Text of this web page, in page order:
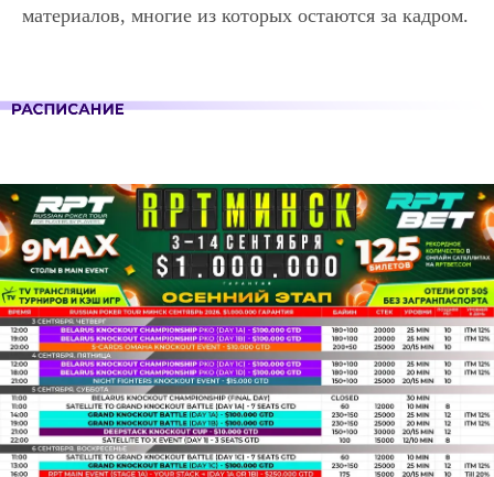
материалов, многие из которых остаются за кадром.